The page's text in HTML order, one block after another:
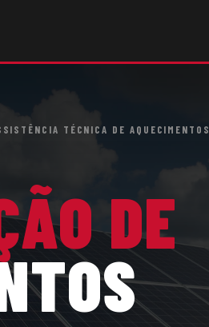
TÉCNICA DE AQUECIMENTOS
DE